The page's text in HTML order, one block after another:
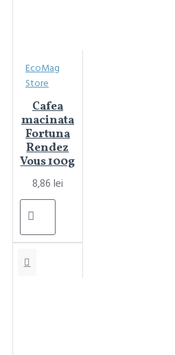
EcoMag
Store
Cafea
macinata
Fortuna
Rendez
Vous 100g
8,86 lei